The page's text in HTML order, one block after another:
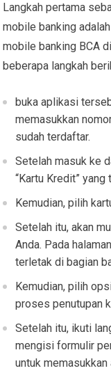
Langkah pertama
mobile banking
mobile banking BCA
beberapa langkah
buka aplikasi
memasukkan
sudah terdaftar.
Setelah masuk ke
“Kartu Kredit”
Kemudian, pilih
Setelah itu, akan
Anda. Pada
terletak di bagian
Kemudian, pilih
proses penutupan
Setelah itu, ikuti
mengisi formulir
untuk